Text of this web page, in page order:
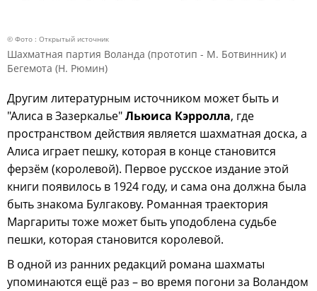
© Фото : Открытый источник
Шахматная партия Воланда (прототип - М. Ботвинник) и
Бегемота (Н. Рюмин)
Другим литературным источником может быть и
"Алиса в Зазеркалье"Льюиса Кэрролла, где
пространством действия является шахматная доска, а
Алиса играет пешку, которая в конце становится
ферзём (королевой). Первое русское издание этой
книги появилось в 1924 году, и сама она должна была
быть знакома Булгакову. Романная траектория
Маргариты тоже может быть уподоблена судьбе
пешки, которая становится королевой.
В одной из ранних редакций романа шахматы
упоминаются ещё раз – во время погони за Воландом